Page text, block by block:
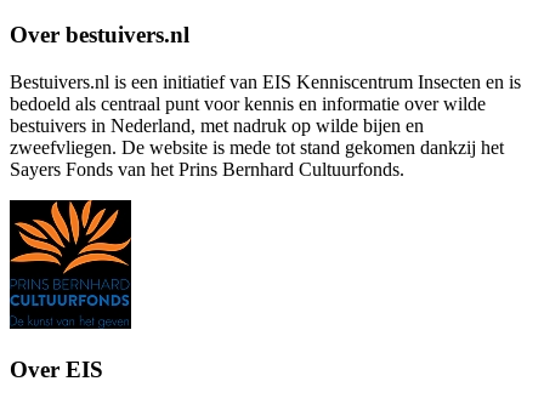
Over bestuivers.nl
Bestuivers.nl is een initiatief van EIS Kenniscentrum Insecten en is
bedoeld als centraal punt voor kennis en informatie over wilde
bestuivers in Nederland, met nadruk op wilde bijen en
zweefvliegen. De website is mede tot stand gekomen dankzij het
Sayers Fonds van het Prins Bernhard Cultuurfonds.
Over EIS